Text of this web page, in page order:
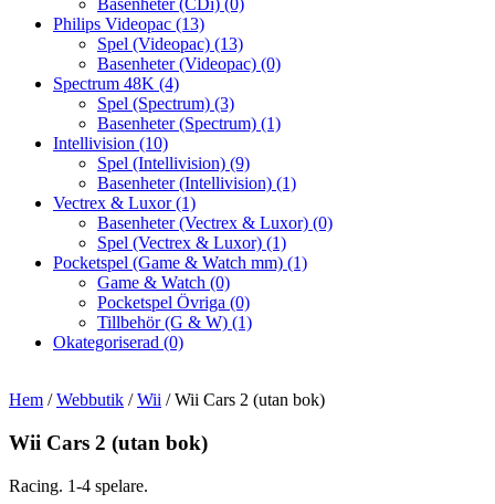
Basenheter (CDi) (0)
Philips Videopac (13)
Spel (Videopac) (13)
Basenheter (Videopac) (0)
Spectrum 48K (4)
Spel (Spectrum) (3)
Basenheter (Spectrum) (1)
Intellivision (10)
Spel (Intellivision) (9)
Basenheter (Intellivision) (1)
Vectrex & Luxor(1)
Basenheter (Vectrex & Luxor) (0)
Spel (Vectrex & Luxor) (1)
Pocketspel (Game & Watch mm) (1)
Game & Watch (0)
Pocketspel Övriga (0)
Tillbehör (G & W) (1)
Okategoriserad (0)
Hem /Webbutik /Wii / Wii Cars 2 (utan bok)
Wii Cars 2 (utan bok)
Racing. 1-4 spelare.